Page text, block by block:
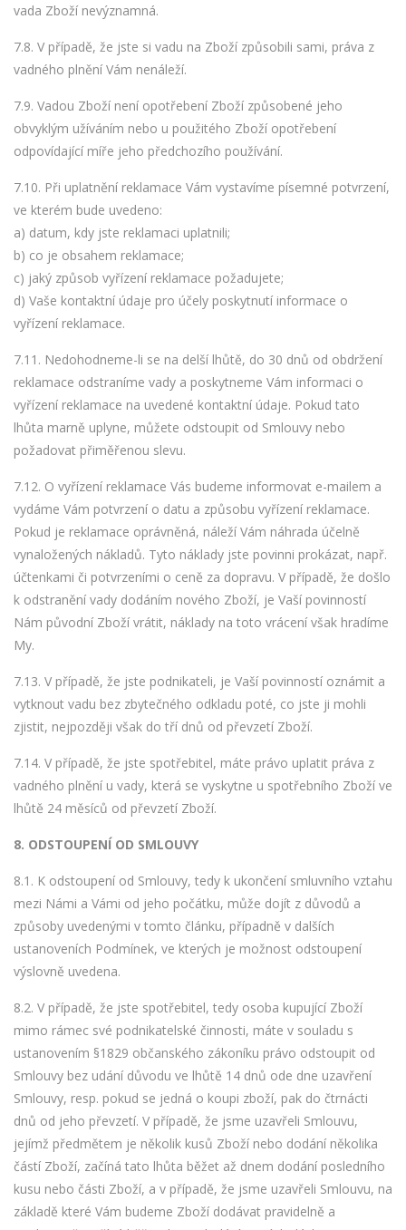
vada Zboží nevýznamná.
7.8. V případě, že jste si vadu na Zboží způsobili sami, práva z
vadného plnění Vám nenáleží.
7.9. Vadou Zboží není opotřebení Zboží způsobené jeho
obvyklým užíváním nebo u použitého Zboží opotřebení
odpovídající míře jeho předchozího používání.
7.10. Při uplatnění reklamace Vám vystavíme písemné potvrzení,
ve kterém bude uvedeno:
a) datum, kdy jste reklamaci uplatnili;
b) co je obsahem reklamace;
c) jaký způsob vyřízení reklamace požadujete;
d) Vaše kontaktní údaje pro účely poskytnutí informace o
vyřízení reklamace.
7.11. Nedohodneme-li se na delší lhůtě, do 30 dnů od obdržení
reklamace odstraníme vady a poskytneme Vám informaci o
vyřízení reklamace na uvedené kontaktní údaje. Pokud tato
lhůta marně uplyne, můžete odstoupit od Smlouvy nebo
požadovat přiměřenou slevu.
7.12. O vyřízení reklamace Vás budeme informovat e-mailem a
vydáme Vám potvrzení o datu a způsobu vyřízení reklamace.
Pokud je reklamace oprávněná, náleží Vám náhrada účelně
vynaložených nákladů. Tyto náklady jste povinni prokázat, např.
účtenkami či potvrzeními o ceně za dopravu. V případě, že došlo
k odstranění vady dodáním nového Zboží, je Vaší povinností
Nám původní Zboží vrátit, náklady na toto vrácení však hradíme
My.
7.13. V případě, že jste podnikateli, je Vaší povinností oznámit a
vytknout vadu bez zbytečného odkladu poté, co jste ji mohli
zjistit, nejpozději však do tří dnů od převzetí Zboží.
7.14. V případě, že jste spotřebitel, máte právo uplatit práva z
vadného plnění u vady, která se vyskytne u spotřebního Zboží ve
lhůtě 24 měsíců od převzetí Zboží.
8. ODSTOUPENÍ OD SMLOUVY
8.1. K odstoupení od Smlouvy, tedy k ukončení smluvního vztahu
mezi Námi a Vámi od jeho počátku, může dojít z důvodů a
způsoby uvedenými v tomto článku, případně v dalších
ustanoveních Podmínek, ve kterých je možnost odstoupení
výslovně uvedena.
8.2. V případě, že jste spotřebitel, tedy osoba kupující Zboží
mimo rámec své podnikatelské činnosti, máte v souladu s
ustanovením §1829 občanského zákoníku právo odstoupit od
Smlouvy bez udání důvodu ve lhůtě 14 dnů ode dne uzavření
Smlouvy, resp. pokud se jedná o koupi zboží, pak do čtrnácti
dnů od jeho převzetí. V případě, že jsme uzavřeli Smlouvu,
jejímž předmětem je několik kusů Zboží nebo dodání několika
částí Zboží, začíná tato lhůta běžet až dnem dodání posledního
kusu nebo části Zboží, a v případě, že jsme uzavřeli Smlouvu, na
základě které Vám budeme Zboží dodávat pravidelně a